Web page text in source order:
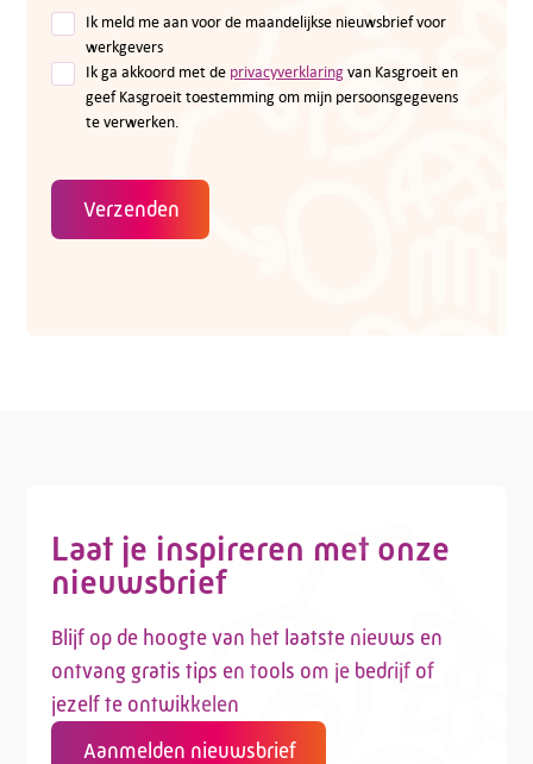
Ik meld me aan voor de maandelijkse nieuwsbrief voor
werkgevers
Ik ga akkoord met de privacyverklaringvan Kasgroeit en
geef Kasgroeit toestemming om mijn persoonsgegevens
te verwerken.
Verzenden
Laat je inspireren met onze
nieuwsbrief
Blijf op de hoogte van het laatste nieuws en
ontvang gratis tips en tools om je bedrijf of
jezelf te ontwikkelen
Aanmelden nieuwsbrief